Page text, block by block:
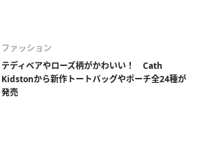
ファッション
テディベアやローズ柄がかわいい！ Cath
Kidstonから新作トートバッグやポーチ全24種が
発売